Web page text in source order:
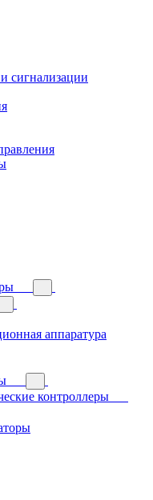
сигнализации
аппаратура
контроллеры